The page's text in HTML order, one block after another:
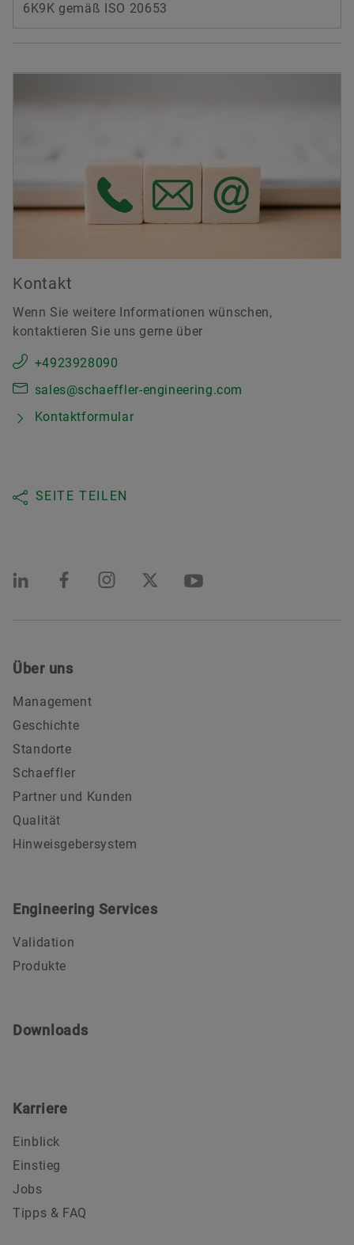
6K9K gemäß ISO 20653
Kontakt
Wenn Sie weitere Informationen wünschen,
kontaktieren Sie uns gerne über
+4923928090
sales@schaeffler-engineering.com
Kontaktformular
SEITE TEILEN
Über uns
Management
Geschichte
Standorte
Schaeffler
Partner und Kunden
Qualität
Hinweisgebersystem
Engineering Services
Validation
Produkte
Downloads
Karriere
Einblick
Einstieg
Jobs
Tipps & FAQ